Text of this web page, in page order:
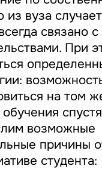
вуза
связано
При
на том
возможные
причины
студента: